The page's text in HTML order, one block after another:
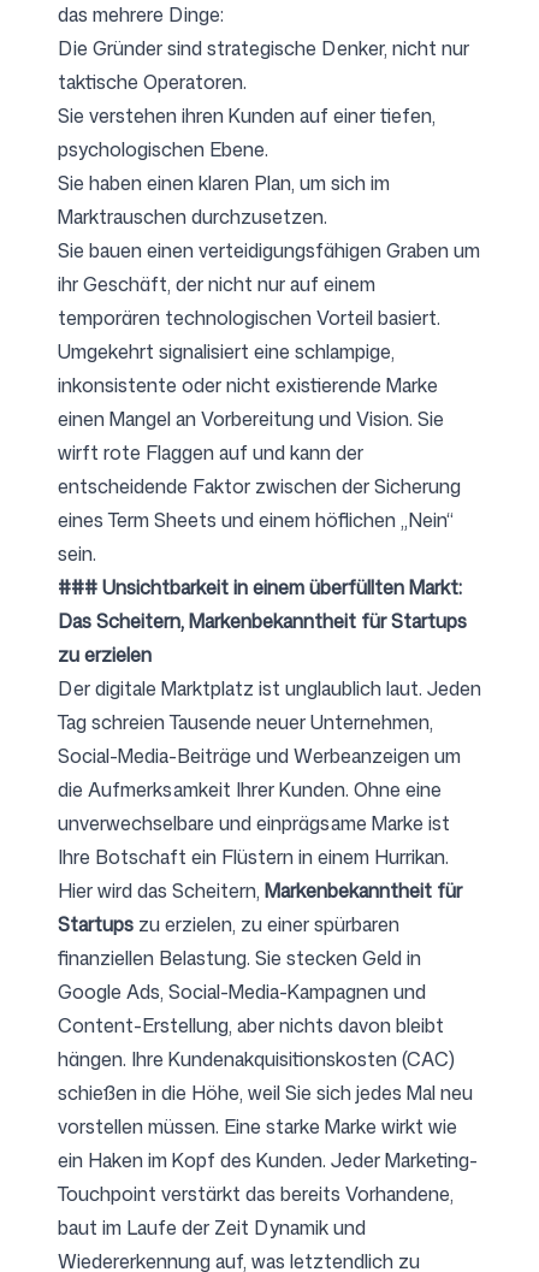
das mehrere Dinge:
Die Gründer sind strategische Denker, nicht nur
taktische Operatoren.
Sie verstehen ihren Kunden auf einer tiefen,
psychologischen Ebene.
Sie haben einen klaren Plan, um sich im
Marktrauschen durchzusetzen.
Sie bauen einen verteidigungsfähigen Graben um
ihr Geschäft, der nicht nur auf einem
temporären technologischen Vorteil basiert.
Umgekehrt signalisiert eine schlampige,
inkonsistente oder nicht existierende Marke
einen Mangel an Vorbereitung und Vision. Sie
wirft rote Flaggen auf und kann der
entscheidende Faktor zwischen der Sicherung
eines Term Sheets und einem höflichen „Nein“
sein.
### Unsichtbarkeit in einem überfüllten Markt:
Das Scheitern, Markenbekanntheit für Startups
zu erzielen
Der digitale Marktplatz ist unglaublich laut. Jeden
Tag schreien Tausende neuer Unternehmen,
Social-Media-Beiträge und Werbeanzeigen um
die Aufmerksamkeit Ihrer Kunden. Ohne eine
unverwechselbare und einprägsame Marke ist
Ihre Botschaft ein Flüstern in einem Hurrikan.
Hier wird das Scheitern, Markenbekanntheit für
Startups zu erzielen, zu einer spürbaren
finanziellen Belastung. Sie stecken Geld in
Google Ads, Social-Media-Kampagnen und
Content-Erstellung, aber nichts davon bleibt
hängen. Ihre Kundenakquisitionskosten (CAC)
schießen in die Höhe, weil Sie sich jedes Mal neu
vorstellen müssen. Eine starke Marke wirkt wie
ein Haken im Kopf des Kunden. Jeder Marketing-
Touchpoint verstärkt das bereits Vorhandene,
baut im Laufe der Zeit Dynamik und
Wiedererkennung auf, was letztendlich zu